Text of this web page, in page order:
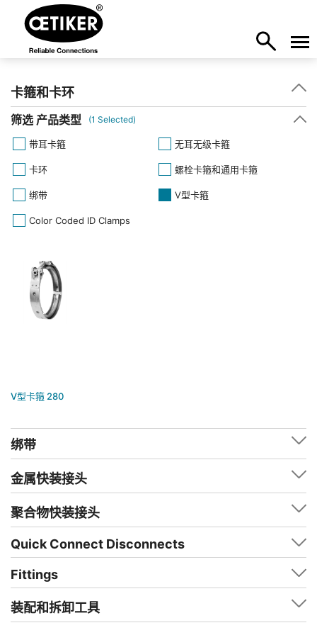
卡箍和卡环
筛选 产品类型 (1 Selected)
带耳卡箍 无耳无级卡箍
卡环 螺栓卡箍和通用卡箍
绑带 V型卡箍
Color Coded ID Clamps
V型卡箍 280
绑带
金属快装接头
聚合物快装接头
Quick Connect Disconnects
Fittings
装配和拆卸工具